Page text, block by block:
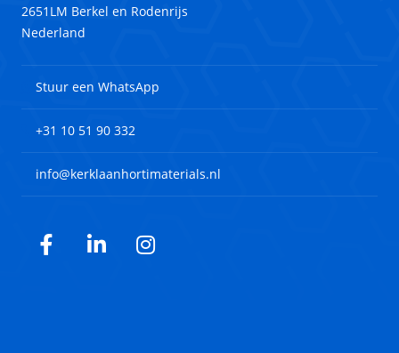
2651LM Berkel en Rodenrijs
Nederland
Stuur een WhatsApp
+31 10 51 90 332
info@kerklaanhortimaterials.nl
Facebook
LinkedInInstagram